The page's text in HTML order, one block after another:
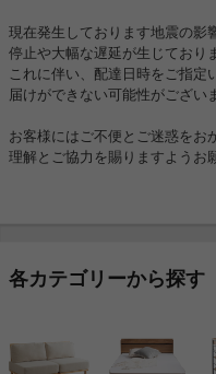
現在発生しております地震の影
停止や大幅な遅延が生じており
これに伴い、配達日時をご指
届けができない可能性がござい
お客様にはご不便とご迷惑をお
理解とご協力を賜りますようお
各カテゴリーから探す